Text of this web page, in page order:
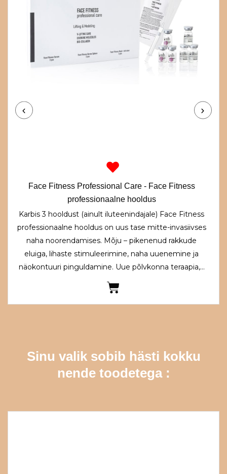
Face Fitness Professional Care - Face Fitness
professionaalne hooldus
Karbis 3 hooldust (ainult iluteenindajale) Face Fitness
professionaalne hooldus on uus tase mitte-invasiivses
naha noorendamises. Mõju – pikenenud rakkude
eluiga, lihaste stimuleerimine, naha uuenemine ja
näokontuuri pinguldamine. Uue põlvkonna teraapia,…
Sinu valik sobib hästi kokku
nende toodetega :